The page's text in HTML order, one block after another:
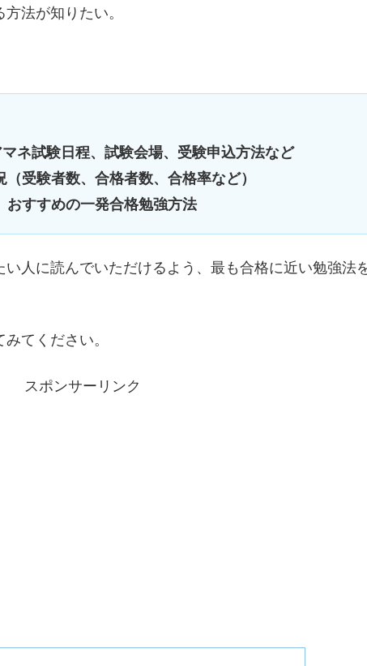
法が知りたい。
ネ試験日程、試験会場、受験申込方法など
受験者数、合格者数、合格率など）
すすめの一発合格勉強方法
人に読んでいただけるよう、最も合格に近い勉強法
てください。
スポンサーリンク